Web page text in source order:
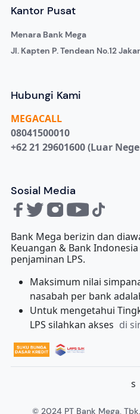
Kantor Pusat
Menara Bank Mega
Jl. Kapten P. Tendean No.12
Hubungi Kami
MEGACALL
08041500010
+62 21 29601600 (Luar
Sosial Media
Bank Mega berizin dan
Keuangan & Bank
penjaminan LPS.
Maksimum nilai
nasabah per bank
Untuk mengetahui
LPS silahkan akses di
s
© 2024 PT Bank Mega,